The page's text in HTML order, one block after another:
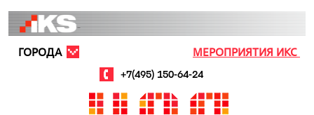
МЕРОПРИЯТИЯ ИКС
+7(495) 150-64-24
ГОРОДА